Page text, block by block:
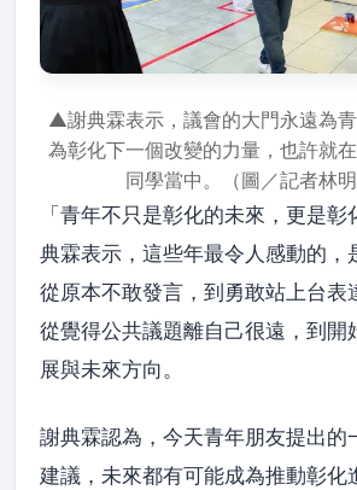
▲謝典霖表示，議會的大門永遠為
為彰化下一個改變的力量，也許就
同學當中。（圖／記者林明
「青年不只是彰化的未來，更是
典霖表示，這些年最令人感動的，
從原本不敢發言，到勇敢站上台表
從覺得公共議題離自己很遠，到開
展與未來方向。
謝典霖認為，今天青年朋友提出的
建議，未來都有可能成為推動彰化